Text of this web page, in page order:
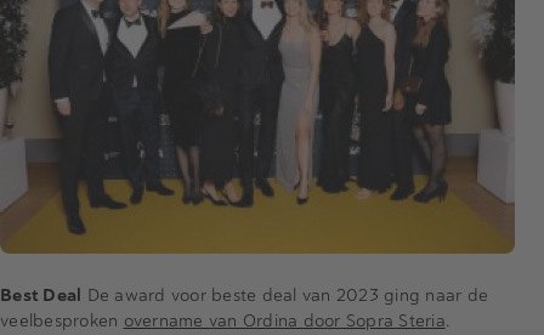
Best Deal De award voor beste deal van 2023 ging naar de
veelbesproken overname van Ordina door Sopra Steria.